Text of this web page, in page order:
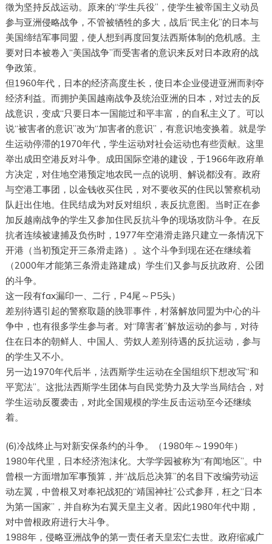
徵为坚持反战运动。原来的“学生兵役”，使学生被帝国主义动员
参与亚洲侵略战争，不管被牺牲的多大，战后“民主化”的日本与
美国缔结军事同盟，使人想到再度回复法西斯体制的危机感。主
要对日本被卷入“美国战争”而受害者的意识来反对日本政府的战
争政策。
但1960年代，日本的经济高度生长，使日本企业侵进亚洲而剥夺
经济利益。而拥护美国越南战争及统治亚洲的日本，对过去的反
战意识，变成“只要日本一国能过和平丰富，的自私主义了。可以
说“被害者的意识”改为“加害者的意识”，有意识地变换着。就是学
生运动停滞的1970年代，学生运动对社会运动也有些贡献。这里
举出成田空港反对斗争。成田国际空港的建设，于1966年政府单
方决定，对住地空港预定地农民一点的说明、解说都没有。政府
与空港工事团，以金钱收买住民，对不要收买的住民以警察机动
队赶出住地。住民结成为对反对组织，表反抗意图。当时正在参
加反越南战争的学生又参加住民反抗斗争的现场攻防斗争。在反
抗者连续被逮捕及负伤时，1977年空港滑走路只建立一条情况下
开港（当初预定开三条滑走路）。这个斗争到现在还在继续着
（2000年才能第三条滑走路建成）学生们又参与反抗政府、公团
的斗争。
这一段有fax漏印一、二行，P4尾～P5头）
差别待遇引起的警察取题的脕罪事件，村落解放同盟为中心的斗
争中，也有很多学生参与者。对“障害者”解放运动的参与，对待
住在日本的朝鲜人、中国人、劳奴人差别待遇的反抗运动，参与
的学生又不小。
另一边1970年代后半，法西斯学生运动在全国组织下想改写“和
平宽法”。这批法西斯学生团体与自民党势力及大学当局结合，对
学生运动反覆袭击，对此全国规模的学生反击运动至今还继续
着。
(6)冷战终止与对新安保条约的斗争。（1980年～1990年）
1980年代里，日本经济泡沫化。大学学园被称为“有闻地区”。中
曾根一方面增加军事预算，并“战后总决算”的名目下改编劳动运
动左翼，中曾根又对奉祀战犯的“靖国神社”公式参拜，枉之“日本
为第一国家”，并自称为右翼天皇主义者。因此1980年代中期，
对中曾根政府进行大斗争。
1988年，侵略亚洲战争的第一责任者天皇宏仁去世。政府缩减广